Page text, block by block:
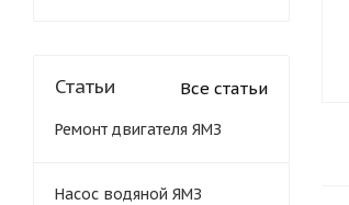
Статьи Все статьи
Ремонт двигателя ЯМЗ
Насос водяной ЯМЗ